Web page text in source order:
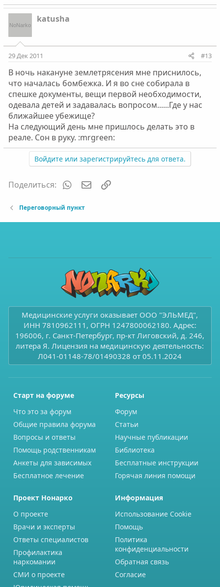
katusha
29 Дек 2011 #13
В ночь накануне землетрясения мне приснилось,
что началась бомбежка. И я во сне собирала в
спешке документы, вещи первой необходимости,
одевала детей и задавалась вопросом......Где у нас
ближайшее убежище?
На следующий день мне пришлось делать это в
реале. Сон в руку. :mrgreen:
Войдите или зарегистрируйтесь для ответа.
Поделиться: WhatsAppЭлектронная почта
Переговорный пункт
Медицинские услуги оказывает ООО "ЭЛЬМЕД",
ИНН 7810962111, ОГРН 1247800062180. Адрес:
196006, г. Санкт-Петербург, пр-кт Лиговский, д. 246,
литера Я. Лицензия на медицинскую деятельность:
Л041-01148-78/01490328 от 05.11.2024
Старт на форуме
Что это за форум
Общие правила форума
Вопросы и ответы
Помощь родственникам
Анкеты для зависимых
Бесплатное лечение
Ресурсы
Форум
Статьи
Научные публикации
Библиотека
Бесплатные инструкции
Горячая линия помощи
Проект Нонарко
О проекте
Врачи и эксперты
Ответы специалистов
Профилактика
наркомании
СМИ о проекте
Информация
Использование Cookie
Помощь
Политика
конфиденциальности
Обратная связь
Согласие